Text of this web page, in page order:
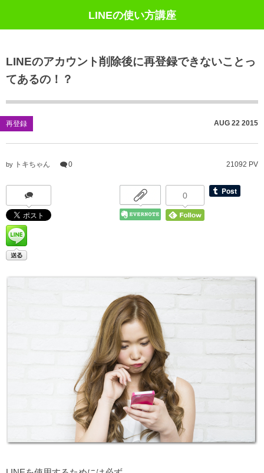
LINEの使い方講座
LINEのアカウント削除後に再登録できないことっ
てあるの！？
再登録 AUG 22 2015
by トキちゃん 0 21092 PV
0